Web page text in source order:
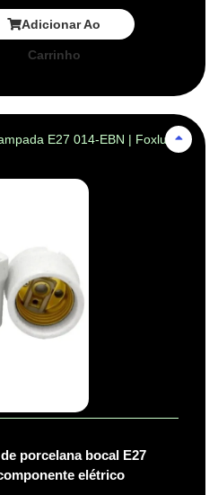
Adicionar Ao
Carrinho
E27 014-EBN | Foxlux
porcelana bocal E27
elétrico